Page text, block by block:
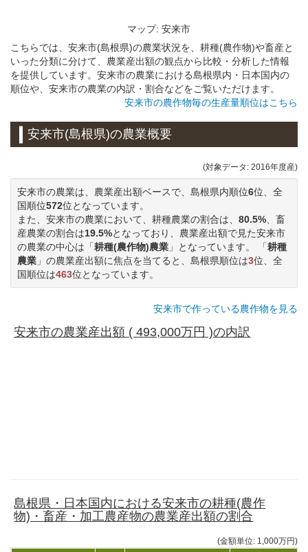
マップ: 安来市
こちらでは、安来市(島根県)の農業状況を、耕種(農作物)や畜産と
いった分類に分けて、農業産出額の観点から比較・分析した情報
を提供しています。安来市の農業における島根県内・日本国内の
順位や、安来市の農業の内訳・割合などをご覧いただけます。
安来市の農作物毎の生産量順位はこちら
安来市(島根県)の農業概要
(対象データ: 2016年度産)
安来市の農業は、農業産出額ベースで、島根県内順位6位、全
国順位572位となっています。
また、安来市の農業において、耕種農業の割合は、 80.5% 、畜
産農業の割合は19.5%となっており、農業産出額で見た安来市
の農業の中心は「耕種(農作物)農業 」となっています。 「耕種
農業 」の農業産出額に焦点を当てると、島根県順位は3位、全
国順位は463位となっています。
安来市で作っている農作物を見る
安来市の農業産出額 ( 493,000万円 )の内訳
島根県・日本国内における安来市の耕種(農作
物)・畜産・加工農産物の農業産出額の割合
(金額単位: 1,000万円)